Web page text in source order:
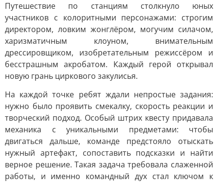
Путешествие по станциям столкнуло юных
участников с колоритными персонажами: строгим
директором, ловким жонглёром, могучим силачом,
харизматичным клоуном, внимательным
дрессировщиком, изобретательным режиссёром и
бесстрашным акробатом. Каждый герой открывал
новую грань циркового закулисья.
На каждой точке ребят ждали непростые задания:
нужно было проявить смекалку, скорость реакции и
творческий подход. Особый штрих квесту придавала
механика с уникальными предметами: чтобы
двигаться дальше, команде предстояло отыскать
нужный артефакт, сопоставить подсказки и найти
верное решение. Такая задача требовала слаженной
работы, и именно командный дух стал ключом к